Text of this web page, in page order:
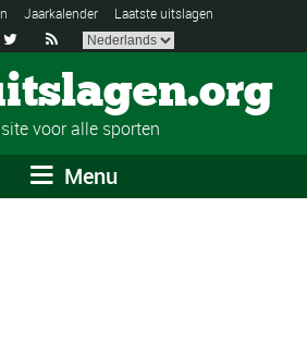
Jaarkalender Laatste uitslagen
 
voor alle sporten
Menu